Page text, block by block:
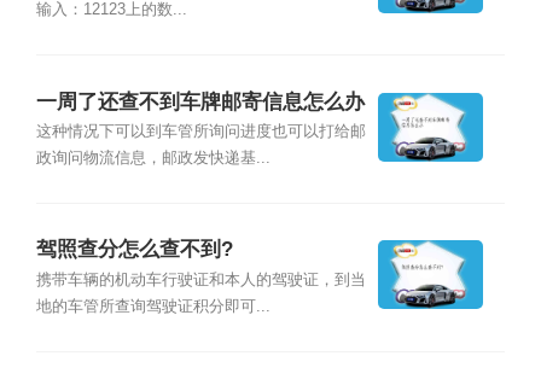
输入：12123上的数...
一周了还查不到车牌邮寄信息怎么办
这种情况下可以到车管所询问进度也可以打给邮
政询问物流信息，邮政发快递基...
驾照查分怎么查不到?
携带车辆的机动车行驶证和本人的驾驶证，到当
地的车管所查询驾驶证积分即可...